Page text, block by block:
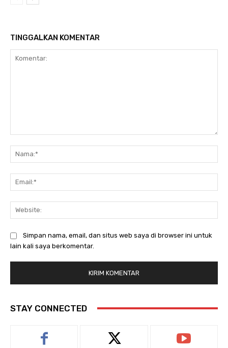
TINGGALKAN KOMENTAR
Simpan nama, email, dan situs web saya di browser ini untuk
lain kali saya berkomentar.
STAY CONNECTED